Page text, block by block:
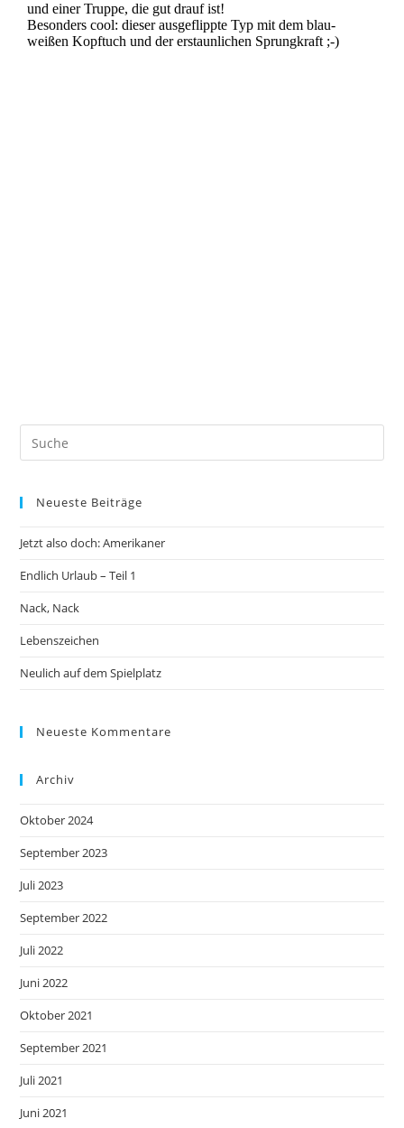
Neueste Beiträge
Jetzt also doch: Amerikaner
Endlich Urlaub – Teil 1
Nack, Nack
Lebenszeichen
Neulich auf dem Spielplatz
Neueste Kommentare
Archiv
Oktober 2024
September 2023
Juli 2023
September 2022
Juli 2022
Juni 2022
Oktober 2021
September 2021
Juli 2021
Juni 2021